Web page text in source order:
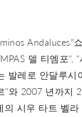
Andaluces"
델 티엠포",
발레로 안달루시
"와 2007 년까지
시우 타트 벨라